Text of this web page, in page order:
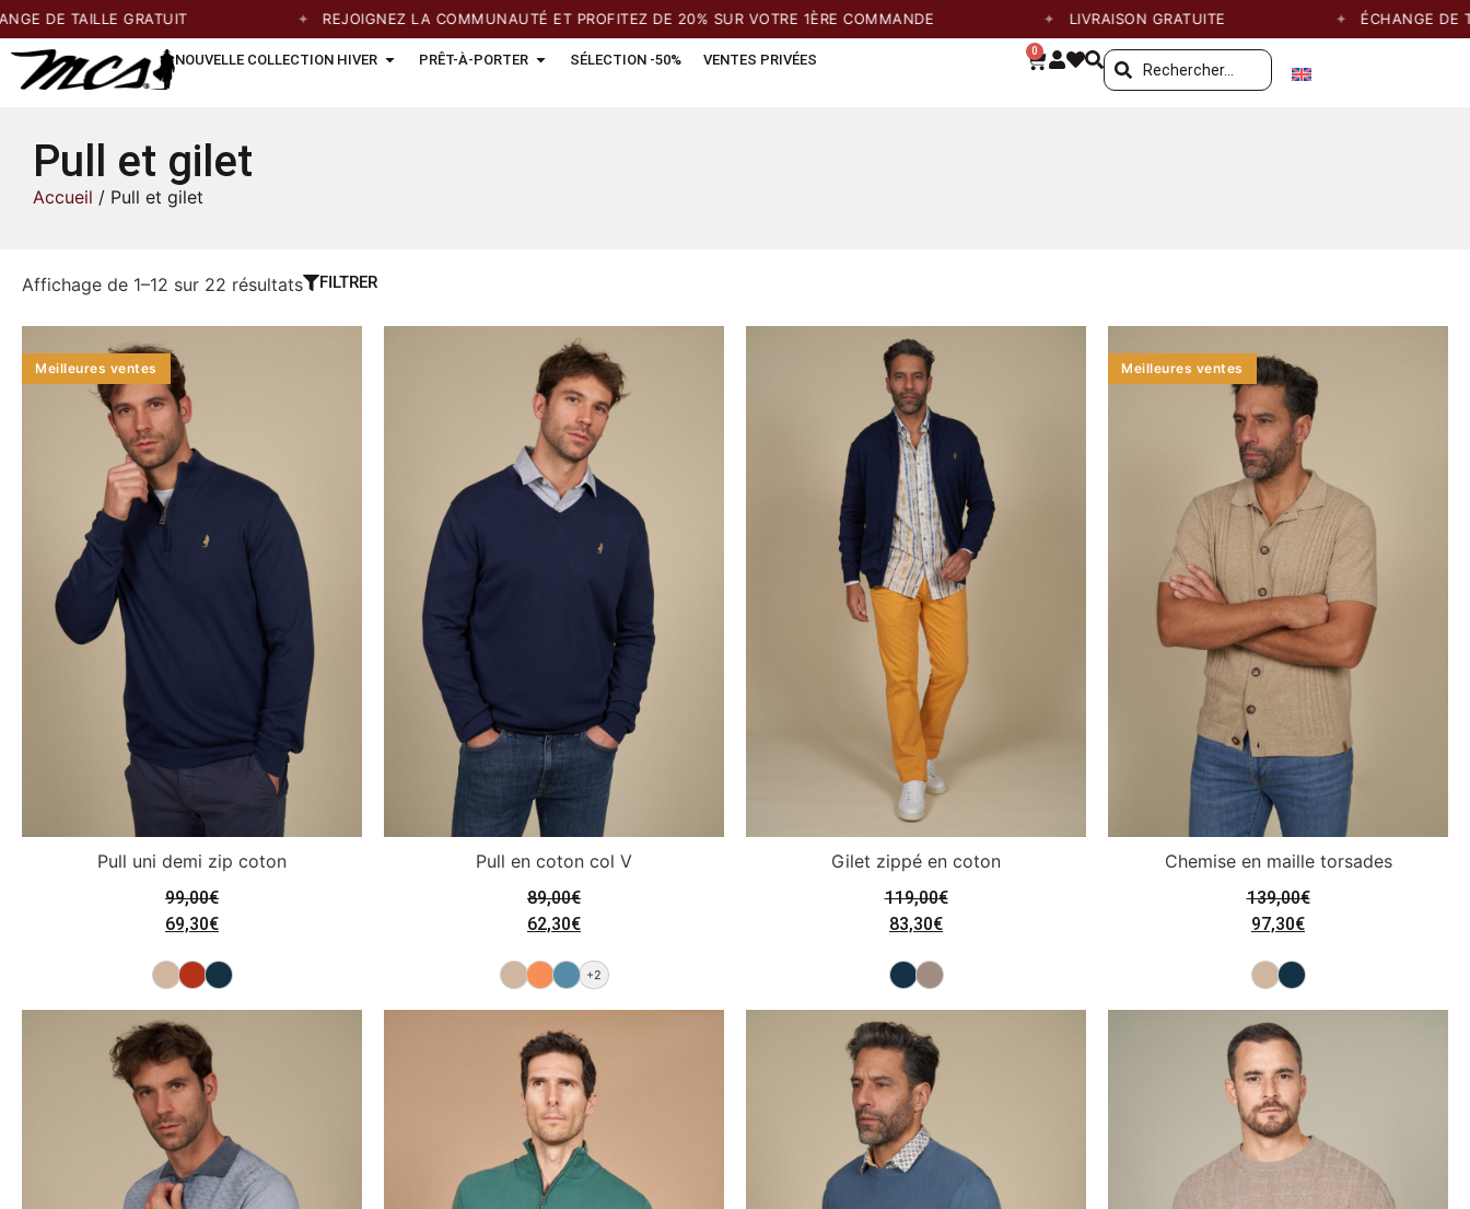
GRATUIT REJOIGNEZ LA COMMUNAUTÉ ET PROFITEZ DE 20% SUR VOTRE 1ÈRE COMMANDE LIVRAISON GRATUITE ÉCHANGE DE TAILLE
NOUVELLE COLLECTION HIVER PRÊT-À-PORTER SÉLECTION -50% VENTES PRIVÉES
0
Pull et gilet
Accueil / Pull et gilet
Affichage de 1–12 sur 22 résultats FILTRER
Meilleures ventes
Pull uni demi zip coton
99,00€
69,30€
Pull en coton col V
89,00€
62,30€
+2
Gilet zippé en coton
119,00€
83,30€
Meilleures ventes
Chemise en maille torsades
139,00€
97,30€